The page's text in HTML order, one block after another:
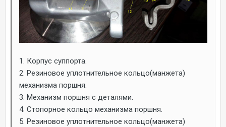
1. Корпус суппорта.
2. Резиновое уплотнительное кольцо(манжета)
механизма поршня.
3. Механизм поршня с деталями.
4. Стопорное кольцо механизма поршня.
5. Резиновое уплотнительное кольцо(манжета)